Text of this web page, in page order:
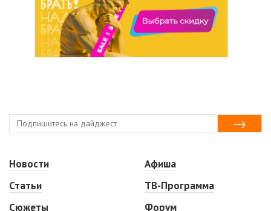
Новости
Статьи
Сюжеты
Афиша
ТВ-Программа
Форум